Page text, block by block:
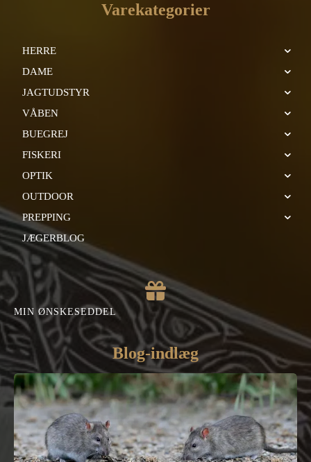
Varekategorier
HERRE
DAME
JAGTUDSTYR
VÅBEN
BUEGREJ
FISKERI
OPTIK
OUTDOOR
PREPPING
JÆGERBLOG
MIN ØNSKESEDDEL
Blog-indlæg